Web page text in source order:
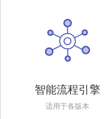
智能流程引擎
适用于各版本